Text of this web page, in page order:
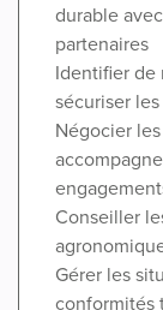
durable
partenaires
Identifier de
sécuriser
Négocier
Conseiller
Gérer les
conformités